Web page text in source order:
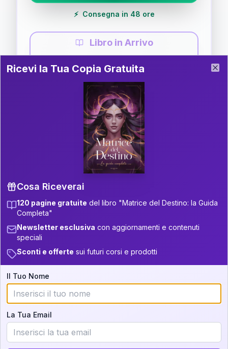
⚡ Consegna in 48 ore
Libro in Arrivo
Guida completa di Coppia
Il libro è in fase di scrittura. Iscriviti alla newsletter
per ricevere aggiornamenti!
P.S. Interpretazione parziale
gratuita
Scorri più in basso per vedere
un'interpretazione parziale gratuita della tua
Iscriviti alla newsletter per ricevere
aggiornamenti quando sarà disponibile.
Cosa scoprirete nella vostra
interpretazione:
💕 Come rafforzare la vostra unione
Ricevi la Tua Copia Gratuita del Libro
Ricevi la Tua Copia Gratuita
Cosa Riceverai
120 pagine gratuite del libro "Matrice del Destino: la Guida
Completa"
Newsletter esclusiva con aggiornamenti e contenuti
speciali
Sconti e offerte sui futuri corsi e prodotti
Il Tuo Nome
La Tua Email